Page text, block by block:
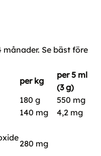
Se bäst före
per kg
per 5 ml
(3 g)
180 g
550 mg
140 mg
4,2 mg
280 mg